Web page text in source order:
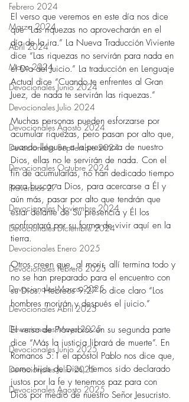
Febrero 2024
Marzo 2024
Abril 2024
Mayo 2024
Devocionales Junio 2024
Devocionales Julio 2024
Devocionales Agosto 2024
Devocionales Septiembre 2024
Devocionales Octubre 2024
Proverbios 27
Devocionales Noviembre 2024
Devocionales Diciembre 2024
Devocionales Enero 2025
Devocionales Febrero 2025
Devocionales Marzo 2025
Devocionales Abril 2025
Devocionales Mayo 2025
Devocionales Junio 2025
Devocionales Julio 2025
Devocionales Agosto 2025
El verso que veremos en este día nos dice
que “Las riquezas no aprovecharán en el
día de la ira.” La Nueva Traducción Viviente
dice “Las riquezas no servirán para nada en
el Día del Juicio.” La traducción en Lenguaje
Actual dice “Cuando te enfrentes al Gran
Juez, de nada te servirán las riquezas.”
Muchas personas pueden esforzarse por
acumular riquezas, pero pasan por alto que,
cuando lleguen a la presencia de nuestro
Dios, ellas no le servirán de nada. Con el
fin de acumularlas, no han dedicado tiempo
para buscar a Dios, para acercarse a Él y
aún más, pasar por alto que tendrán que
estar delante de Su presencia y Él los
confrontará por su forma de vivir aquí en la
tierra.
Otros creen que, al morir, allí termina todo y
no se han preparado para el encuentro con
su Dios. Hebreos 9:27 lo dice claro “Los
hombres morirán y después el juicio.”
El verso de Proverbios en su segunda parte
dice “Más la justicia librará de muerte”. En
Romanos 5:1 el apóstol Pablo nos dice que,
como hijos de Dios, hemos sido declarado
justos por la fe y tenemos paz para con
Dios por medio de nuestro Señor Jesucristo.